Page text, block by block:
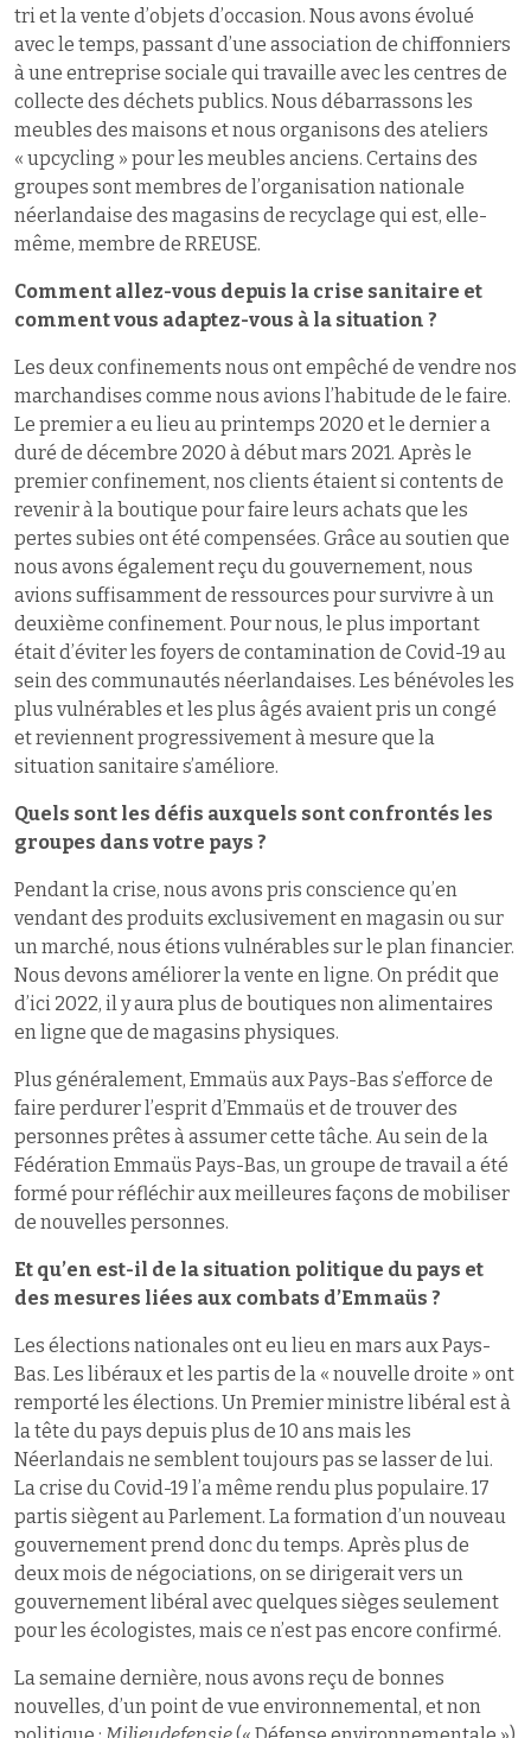
tri et la vente d’objets d’occasion. Nous avons évolué
avec le temps, passant d’une association de chiffonniers
à une entreprise sociale qui travaille avec les centres de
collecte des déchets publics. Nous débarrassons les
meubles des maisons et nous organisons des ateliers
« upcycling » pour les meubles anciens. Certains des
groupes sont membres de l’organisation nationale
néerlandaise des magasins de recyclage qui est, elle-
même, membre de RREUSE.
Comment allez-vous depuis la crise sanitaire et
comment vous adaptez-vous à la situation ?
Les deux confinements nous ont empêché de vendre nos
marchandises comme nous avions l’habitude de le faire.
Le premier a eu lieu au printemps 2020 et le dernier a
duré de décembre 2020 à début mars 2021. Après le
premier confinement, nos clients étaient si contents de
revenir à la boutique pour faire leurs achats que les
pertes subies ont été compensées. Grâce au soutien que
nous avons également reçu du gouvernement, nous
avions suffisamment de ressources pour survivre à un
deuxième confinement. Pour nous, le plus important
était d’éviter les foyers de contamination de Covid-19 au
sein des communautés néerlandaises. Les bénévoles les
plus vulnérables et les plus âgés avaient pris un congé
et reviennent progressivement à mesure que la
situation sanitaire s’améliore.
Quels sont les défis auxquels sont confrontés les
groupes dans votre pays ?
Pendant la crise, nous avons pris conscience qu’en
vendant des produits exclusivement en magasin ou sur
un marché, nous étions vulnérables sur le plan financier.
Nous devons améliorer la vente en ligne. On prédit que
d’ici 2022, il y aura plus de boutiques non alimentaires
en ligne que de magasins physiques.
Plus généralement, Emmaüs aux Pays-Bas s’efforce de
faire perdurer l’esprit d’Emmaüs et de trouver des
personnes prêtes à assumer cette tâche. Au sein de la
Fédération Emmaüs Pays-Bas, un groupe de travail a été
formé pour réfléchir aux meilleures façons de mobiliser
de nouvelles personnes.
Et qu’en est-il de la situation politique du pays et
des mesures liées aux combats d’Emmaüs ?
Les élections nationales ont eu lieu en mars aux Pays-
Bas. Les libéraux et les partis de la « nouvelle droite » ont
remporté les élections. Un Premier ministre libéral est à
la tête du pays depuis plus de 10 ans mais les
Néerlandais ne semblent toujours pas se lasser de lui.
La crise du Covid-19 l’a même rendu plus populaire. 17
partis siègent au Parlement. La formation d’un nouveau
gouvernement prend donc du temps. Après plus de
deux mois de négociations, on se dirigerait vers un
gouvernement libéral avec quelques sièges seulement
pour les écologistes, mais ce n’est pas encore confirmé.
La semaine dernière, nous avons reçu de bonnes
nouvelles, d’un point de vue environnemental, et non